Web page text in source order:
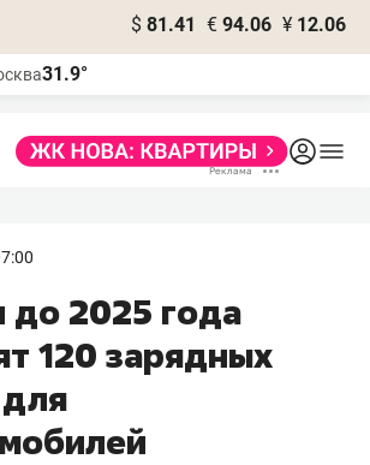
$ 81.41 € 94.06 ¥ 12.06
31.9°
до 2025 года
120 зарядных